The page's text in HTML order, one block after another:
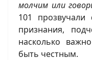
молчим или
101
признания,
насколько
быть честным.